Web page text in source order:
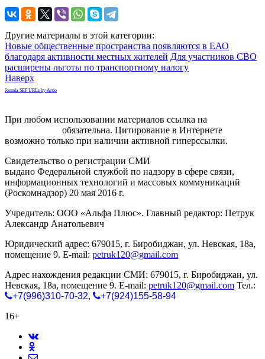
Другие материалы в этой категории:
Новые общественные пространства появляются в ЕАО
благодаря активности местных жителей Для участников СВО
расширены льготы по транспортному налогу
Наверх
Joomla SEF URLs by Artio
При любом использовании материалов ссылка на
обязательна. Цитирование в Интернете
возможно только при наличии активной гиперссылки.
Свидетельство о регистрации СМИ
выдано Федеральной службой по надзору в сфере связи,
информационных технологий и массовых коммуникаций
(Роскомнадзор) 20 мая 2016 г.
Учредитель: ООО «Альфа Плюс». Главный редактор: Петрук
Александр Анатольевич
Юридический адрес: 679015, г. Биробиджан, ул. Невская, 18а,
помещение 9. E-mail: petruk120@gmail.com
Адрес нахождения редакции СМИ: 679015, г. Биробиджан, ул.
Невская, 18а, помещение 9. E-mail: petruk120@gmail.com Тел.:
+7(996)310-70-32,
+7(924)155-58-94
16+